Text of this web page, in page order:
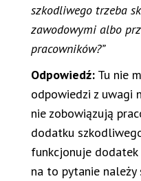
szkodliwego trzeba
zawodowymi albo
pracowników?”
Odpowiedź: Tu nie
odpowiedzi z uwagi
nie zobowiązują
dodatku
funkcjonuje
na to pytanie należy